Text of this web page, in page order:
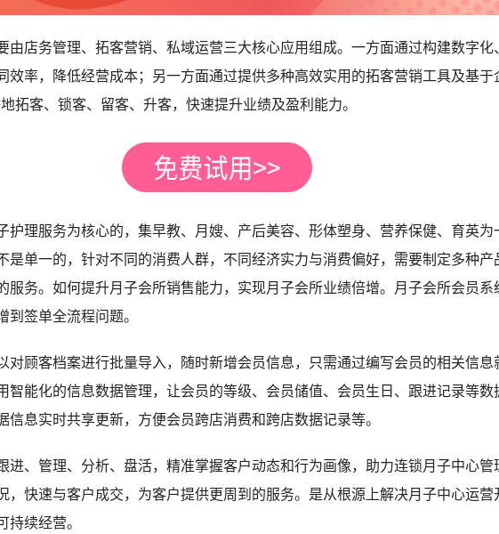
由店务管理、拓客营销、私域运营三大核心应用组成。一方面通过构建数字化
效率，降低经营成本；另一方面通过提供多种高效实用的拓客营销工具及基于
拓客、锁客、留客、升客，快速提升业绩及盈利能力。
护理服务为核心的，集早教、月嫂、产后美容、形体塑身、营养保健、育英为
是单一的，针对不同的消费人群，不同经济实力与消费偏好，需要制定多种产
服务。如何提升月子会所销售能力，实现月子会所业绩倍增。月子会所会员系
签单全流程问题。
对顾客档案进行批量导入，随时新增会员信息，只需通过编写会员的相关信息
智能化的信息数据管理，让会员的等级、会员储值、会员生日、跟进记录等数
信息实时共享更新，方便会员跨店消费和跨店数据记录等。
进、管理、分析、盘活，精准掌握客户动态和行为画像，助力连锁月子中心管
，快速与客户成交，为客户提供更周到的服务。是从根源上解决月子中心运营
续经营。